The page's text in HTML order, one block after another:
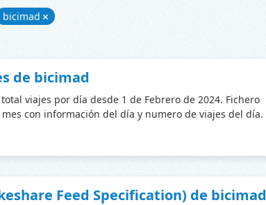
bicimad
de bicimad
viajes por día desde 1 de Febrero de 2024. Fichero
con información del día y numero de viajes del día.
Feed Specification) de bicimad